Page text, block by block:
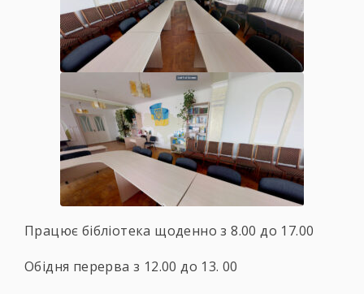
Працює бібліотека щоденно з 8.00 до 17.00
Обідня перерва з 12.00 до 13. 00